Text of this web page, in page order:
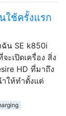
ใช้ครั้งแรก
น SE k850i
ะเปิดเครื่อง สิ่ง
HD ที่มาถึง
ให้ทำตั้งแต่